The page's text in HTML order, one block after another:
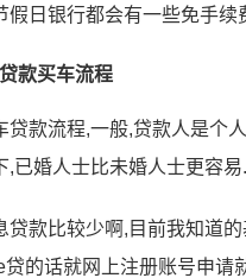
假日银行都会有一些免手
款买车流程
贷款流程,一般,贷款人是个
,已婚人士比未婚人士更容易.
贷款比较少啊,目前我知道
贷的话就网上注册账号申请